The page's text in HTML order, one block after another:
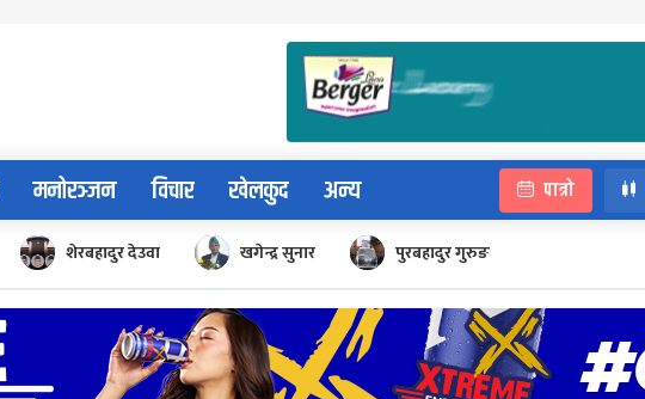
मनोरञ्जन विचार खेलकुद अन्य पात्रो
शेरबहादुर देउवा खगेन्द्र सुनार पुरबहादुर गुरुङ